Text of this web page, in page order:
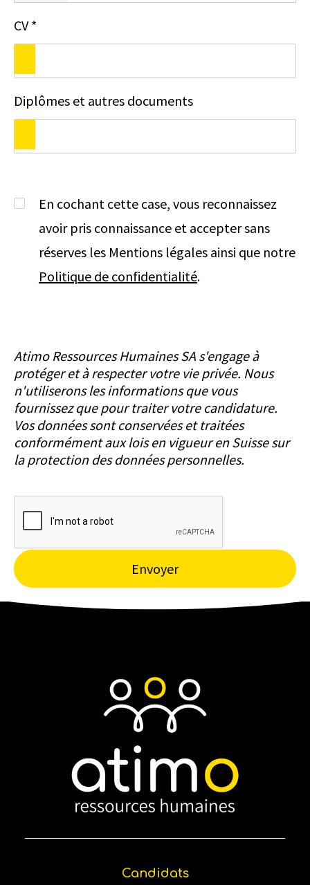
CV *
Diplômes et autres documents
En cochant cette case, vous reconnaissez
avoir pris connaissance et accepter sans
réserves les Mentions légales ainsi que notre
Politique de confidentialité.
Atimo Ressources Humaines SA s'engage à
protéger et à respecter votre vie privée. Nous
n'utiliserons les informations que vous
fournissez que pour traiter votre candidature.
Vos données sont conservées et traitées
conformément aux lois en vigueur en Suisse sur
la protection des données personnelles.
Candidats